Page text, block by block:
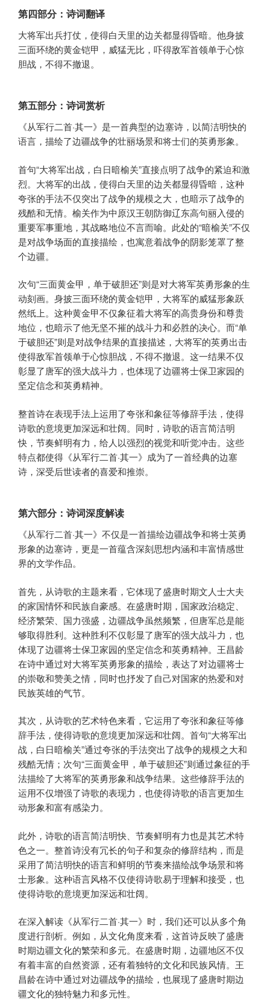
第四部分：诗词翻译
大将军出兵打仗，使得白天里的边关都显得昏暗。他身披
三面环绕的黄金铠甲，威猛无比，吓得敌军首领单于心惊
胆战，不得不撤退。
第五部分：诗词赏析
《从军行二首·其一》是一首典型的边塞诗，以简洁明快的
语言，描绘了边疆战争的壮丽场景和将士们的英勇形象。
首句“大将军出战，白日暗榆关”直接点明了战争的紧迫和激
烈。大将军的出战，使得白天里的边关都显得昏暗，这种
夸张的手法不仅突出了战争的规模之大，也暗示了战争的
残酷和无情。榆关作为中原汉王朝防御辽东高句丽入侵的
重要军事重地，其战略地位不言而喻。此处的“暗榆关”不仅
是对战争场面的直接描绘，也寓意着战争的阴影笼罩了整
个边疆。
次句“三面黄金甲，单于破胆还”则是对大将军英勇形象的生
动刻画。身披三面环绕的黄金铠甲，大将军的威猛形象跃
然纸上。这种黄金甲不仅象征着大将军的高贵身份和尊贵
地位，也暗示了他无坚不摧的战斗力和必胜的决心。而“单
于破胆还”则是对战争结果的直接描述，大将军的英勇出击
使得敌军首领单于心惊胆战，不得不撤退。这一结果不仅
彰显了唐军的强大战斗力，也体现了边疆将士保卫家园的
坚定信念和英勇精神。
整首诗在表现手法上运用了夸张和象征等修辞手法，使得
诗歌的意境更加深远和壮阔。同时，诗歌的语言简洁明
快，节奏鲜明有力，给人以强烈的视觉和听觉冲击。这些
特点都使得《从军行二首·其一》成为了一首经典的边塞
诗，深受后世读者的喜爱和推崇。
第六部分：诗词深度解读
《从军行二首·其一》不仅是一首描绘边疆战争和将士英勇
形象的边塞诗，更是一首蕴含深刻思想内涵和丰富情感世
界的文学作品。
首先，从诗歌的主题来看，它体现了盛唐时期文人士大夫
的家国情怀和民族自豪感。在盛唐时期，国家政治稳定、
经济繁荣、国力强盛，边疆战争虽然频繁，但唐军总是能
够取得胜利。这种胜利不仅彰显了唐军的强大战斗力，也
体现了边疆将士保卫家园的坚定信念和英勇精神。王昌龄
在诗中通过对大将军英勇形象的描绘，表达了对边疆将士
的崇敬和赞美之情，同时也抒发了自己对国家的热爱和对
民族英雄的气节。
其次，从诗歌的艺术特色来看，它运用了夸张和象征等修
辞手法，使得诗歌的意境更加深远和壮阔。首句“大将军出
战，白日暗榆关”通过夸张的手法突出了战争的规模之大和
残酷无情；次句“三面黄金甲，单于破胆还”则通过象征的手
法描绘了大将军的英勇形象和战争结果。这些修辞手法的
运用不仅增强了诗歌的表现力，也使得诗歌的语言更加生
动形象和富有感染力。
此外，诗歌的语言简洁明快、节奏鲜明有力也是其艺术特
色之一。整首诗没有冗长的句子和复杂的修辞结构，而是
采用了简洁明快的语言和鲜明的节奏来描绘战争场景和将
士形象。这种语言风格不仅使得诗歌易于理解和接受，也
使得诗歌的意境更加深远和壮阔。
在深入解读《从军行二首·其一》时，我们还可以从多个角
度进行剖析。例如，从文化角度来看，这首诗反映了盛唐
时期边疆文化的繁荣和多元。在盛唐时期，边疆地区不仅
有着丰富的自然资源，还有着独特的文化和民族风情。王
昌龄在诗中通过对边疆战争的描绘，也展现了盛唐时期边
疆文化的独特魅力和多元性。